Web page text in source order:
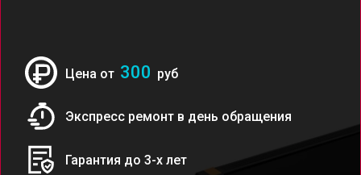
Цена от 300 руб
Экспресс ремонт в день обращения
Гарантия до 3-х лет